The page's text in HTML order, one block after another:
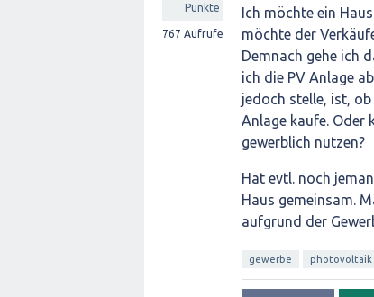
Punkte
767 Aufrufe
Ich möchte ein
möchte der
Demnach gehe ich
ich die PV Anlage
jedoch stelle, ist,
Anlage kaufe. Oder
gewerblich nutzen?
Hat evtl. noch
Haus gemeinsam.
aufgrund der
gewerbe photovoltaik